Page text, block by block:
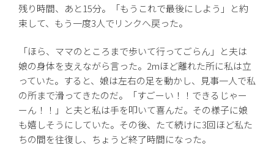
残り時間、あと15分。「もうこれで最後にしよう」と約
束して、もう一度3人でリンクへ戻った。
「ほら、ママのところまで歩いて行ってごらん」と夫は
娘の身体を支えながら言った。2mほど離れた所に私は立
っていた。すると、娘は左右の足を動かし、見事一人で私
の所まで滑ってきたのだ。「すごーい！！できるじゃー
ーん！！」と夫と私は手を叩いて喜んだ。その様子に娘
も嬉しそうにしていた。その後、たて続けに3回ほど私た
ちの間を往復し、ちょうど終了時間になった。